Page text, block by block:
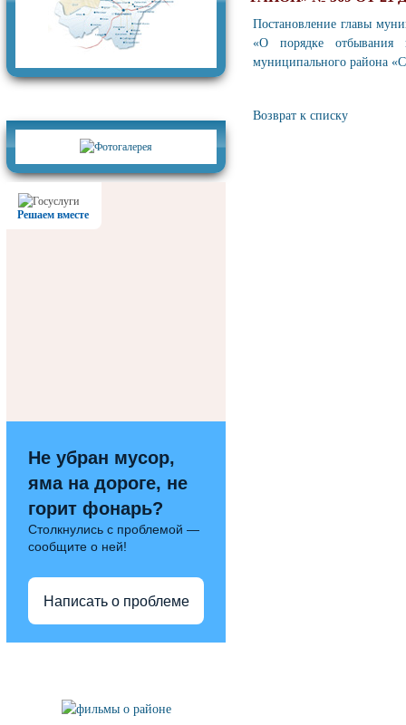
Решаем вместе
Не убран мусор,
яма на дороге, не
горит фонарь?
Столкнулись с проблемой —
сообщите о ней!
Написать о проблеме
Постановление главы
«О порядке отбывания
муниципального района
Возврат к списку